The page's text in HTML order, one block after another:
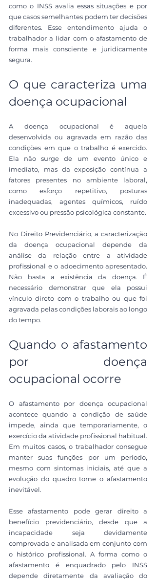
como o INSS avalia essas situações e por
que casos semelhantes podem ter decisões
diferentes. Esse entendimento ajuda o
trabalhador a lidar com o afastamento de
forma mais consciente e juridicamente
segura.
O que caracteriza uma
doença ocupacional
A doença ocupacional é aquela
desenvolvida ou agravada em razão das
condições em que o trabalho é exercido.
Ela não surge de um evento único e
imediato, mas da exposição contínua a
fatores presentes no ambiente laboral,
como esforço repetitivo, posturas
inadequadas, agentes químicos, ruído
excessivo ou pressão psicológica constante.
No Direito Previdenciário, a caracterização
da doença ocupacional depende da
análise da relação entre a atividade
profissional e o adoecimento apresentado.
Não basta a existência da doença. É
necessário demonstrar que ela possui
vínculo direto com o trabalho ou que foi
agravada pelas condições laborais ao longo
do tempo.
Quando o afastamento
por doença
ocupacional ocorre
O afastamento por doença ocupacional
acontece quando a condição de saúde
impede, ainda que temporariamente, o
exercício da atividade profissional habitual.
Em muitos casos, o trabalhador consegue
manter suas funções por um período,
mesmo com sintomas iniciais, até que a
evolução do quadro torne o afastamento
inevitável.
Esse afastamento pode gerar direito a
benefício previdenciário, desde que a
incapacidade seja devidamente
comprovada e analisada em conjunto com
o histórico profissional. A forma como o
afastamento é enquadrado pelo INSS
depende diretamente da avaliação do